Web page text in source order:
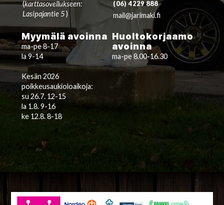
(karttasovellukseen:
Lasipajantie 5)
(06) 4229 888
mail@jarimaki.fi
Myymälä avoinna
ma-pe 8-17
la 9-14
Kesän 2026
poikkeusaukioloaikoja:
su 26.7. 12-15
la 1.8. 9-16
ke 12.8. 8-18
Huoltokorjaamo
avoinna
ma-pe 8.00-16.30